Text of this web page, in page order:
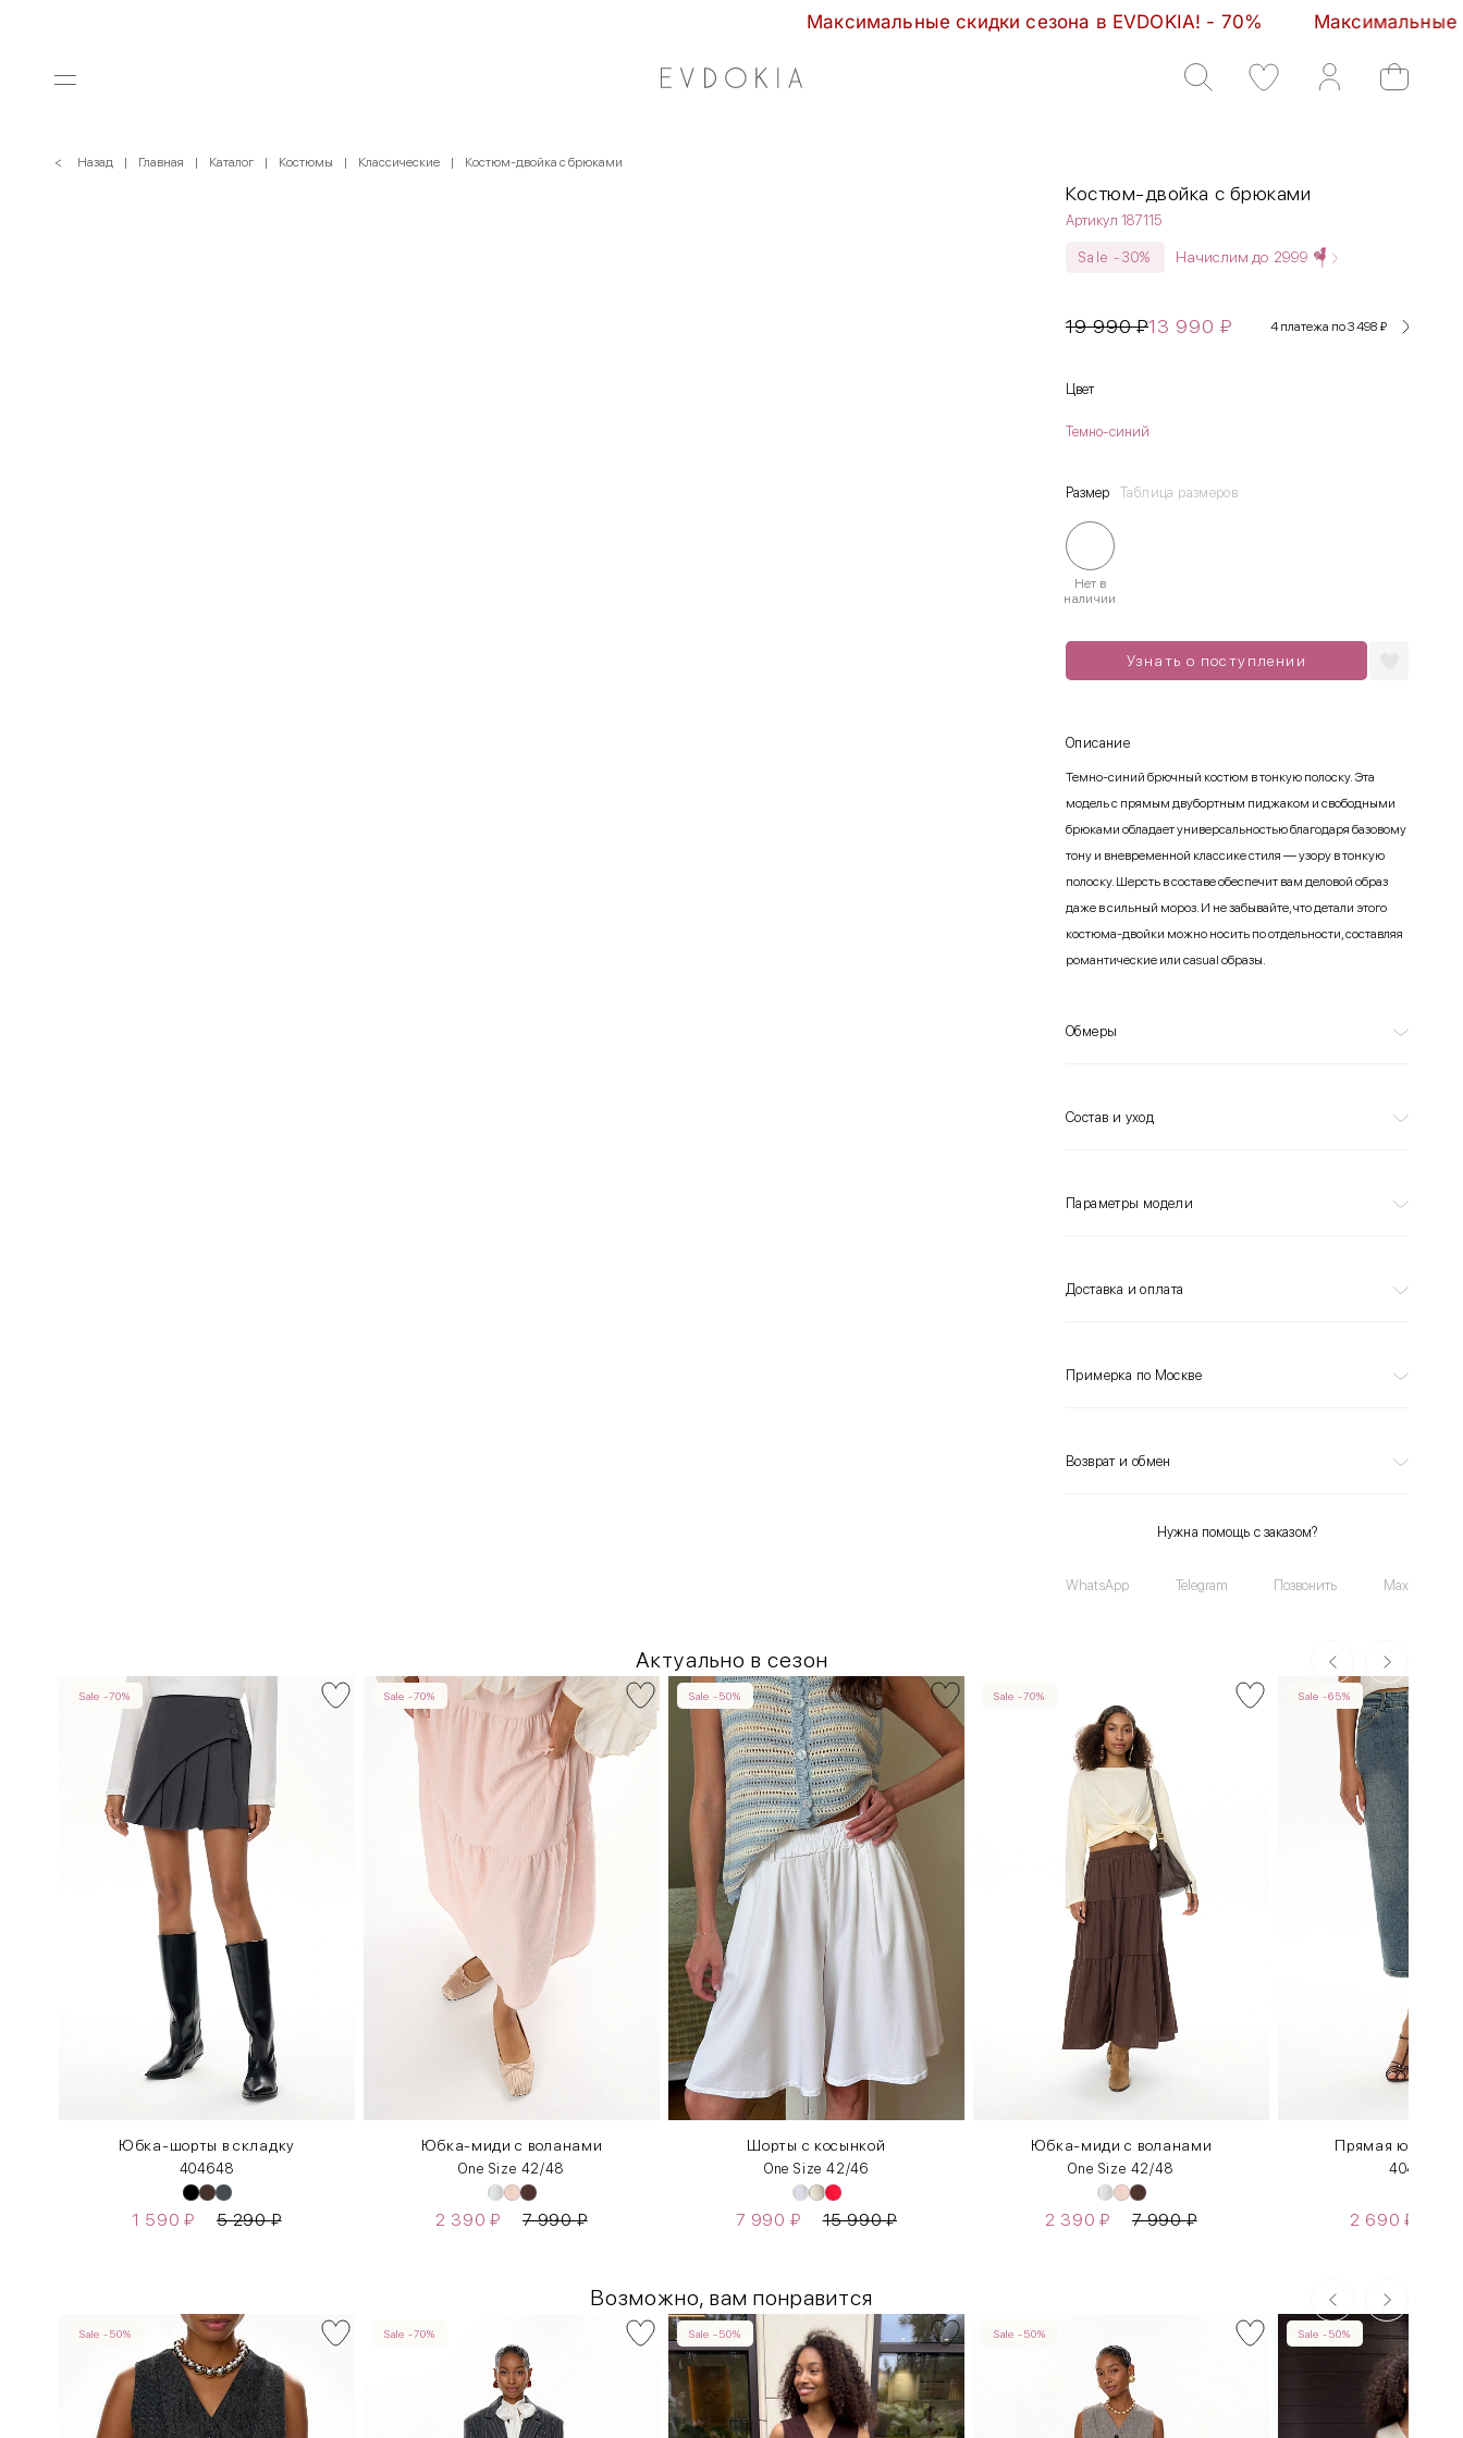
Максимальные скидки сезона в EVDOKIA! - 70%         Максимальные скидки
< Назад Главная Каталог Костюмы Классические Костюм-двойка с брюками
Костюм-двойка с брюками
Артикул 187115
Sale -30% Начислим до 2999
19 990₽13 990 ₽ 4 платежа по 3 498 ₽
Цвет
Темно-синий
Размер Таблица размеров
Нет в
наличии
Узнать о поступлении
Описание
Темно-синий брючный костюм в тонкую полоску. Эта
модель с прямым двубортным пиджаком и свободными
брюками обладает универсальностью благодаря базовому
тону и вневременной классике стиля — узору в тонкую
полоску. Шерсть в составе обеспечит вам деловой образ
даже в сильный мороз. И не забывайте, что детали этого
костюма-двойки можно носить по отдельности, составляя
романтические или casual образы.
Обмеры
Состав и уход
Параметры модели
Доставка и оплата
Примерка по Москве
Возврат и обмен
Нужна помощь с заказом?
WhatsApp Telegram Позвонить Max
Актуально в сезон
Sale -70%
Юбка-шорты в складку
404648
1 590₽ 5 290₽
Sale -70%
Юбка-миди с воланами
One Size 42/48
2 390₽ 7 990₽
Sale -50%
Шорты с косынкой
One Size 42/46
7 990 ₽ 15 990₽
Sale -70%
Юбка-миди с воланами
One Size 42/48
2 390₽ 7 990₽
Sale -65%
Прямая юбка из
4042
2 690₽
Возможно, вам понравится
Sale -50% Sale -70% Sale -50% Sale -50% Sale -50%